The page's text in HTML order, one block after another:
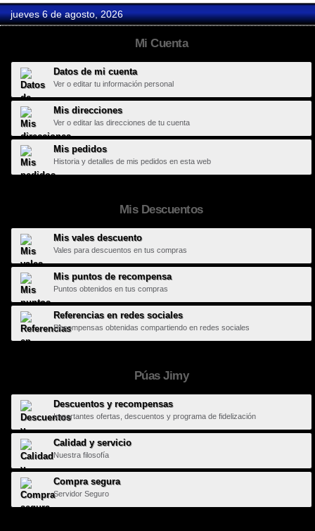
jueves 6 de agosto, 2026
Mi Cuenta
Datos de mi cuenta
Ver o editar tu información personal
Mis direcciones
Ver o editar las direcciones de tu cuenta
Mis pedidos
Historia y detalles de mis pedidos en esta web
Mis Descuentos
Mis vales descuento
Vales para descuentos en tus compras
Mis puntos de recompensa
Puntos obtenidos en tus compras
Referencias en redes sociales
Recompensas obtenidas compartiendo en redes sociales
Púas Jimy
Descuentos y recompensas
Importantes ofertas, descuentos y programa de fidelización
Calidad y servicio
Nuestra filosofía
Compra segura
Servidor Seguro